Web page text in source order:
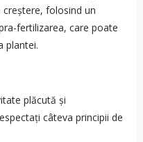
folosind un
fertilizarea, care poate
plantei.
plăcută și
câteva principii de